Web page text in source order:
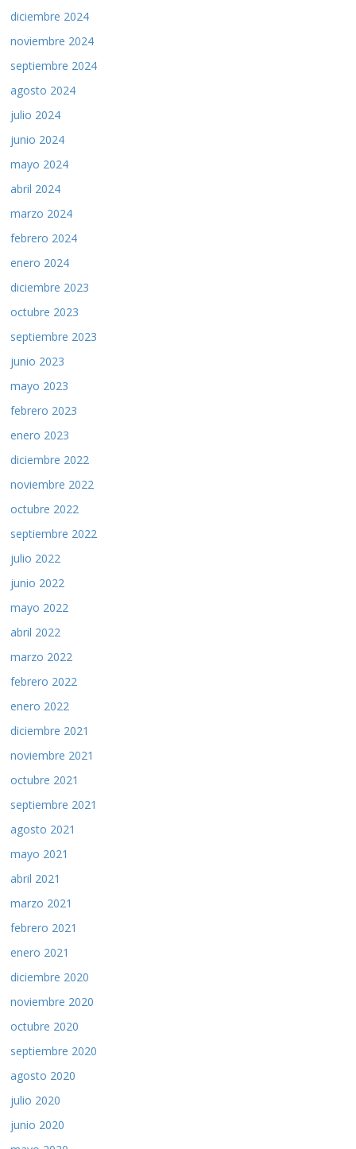
diciembre 2024
noviembre 2024
septiembre 2024
agosto 2024
julio 2024
junio 2024
mayo 2024
abril 2024
marzo 2024
febrero 2024
enero 2024
diciembre 2023
octubre 2023
septiembre 2023
junio 2023
mayo 2023
febrero 2023
enero 2023
diciembre 2022
noviembre 2022
octubre 2022
septiembre 2022
julio 2022
junio 2022
mayo 2022
abril 2022
marzo 2022
febrero 2022
enero 2022
diciembre 2021
noviembre 2021
octubre 2021
septiembre 2021
agosto 2021
mayo 2021
abril 2021
marzo 2021
febrero 2021
enero 2021
diciembre 2020
noviembre 2020
octubre 2020
septiembre 2020
agosto 2020
julio 2020
junio 2020